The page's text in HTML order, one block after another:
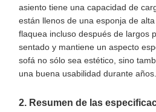
asiento tiene una capacidad de
están llenos de una esponja de
flaquea incluso después de largos
sentado y mantiene un aspecto
sofá no sólo sea estético, sino
una buena usabilidad durante años..
2. Resumen de las